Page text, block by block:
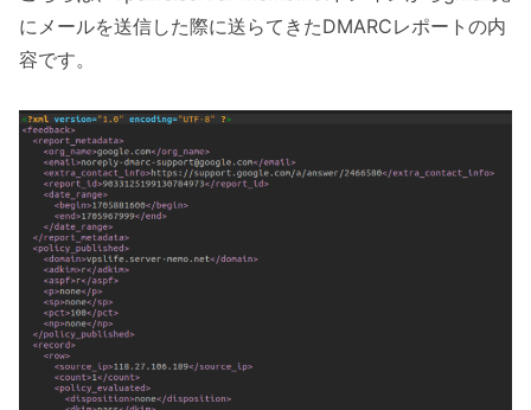
にメールを送信した際に送らてきたDMARCレポートの内
容です。